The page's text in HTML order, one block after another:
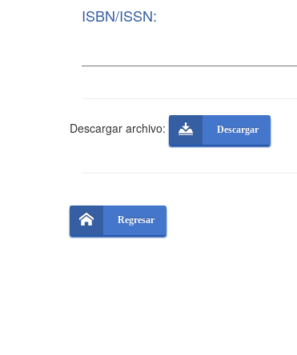
ISBN/ISSN:
Descargar archivo: Descargar
Regresar